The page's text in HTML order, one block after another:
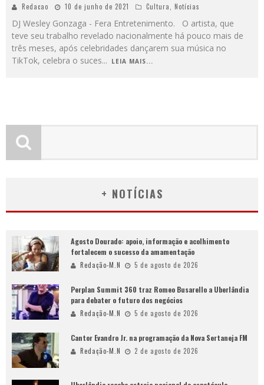
Redacao 10 de junho de 2021 Cultura, Notícias
DJ Wesley Gonzaga - Fera Entretenimento. O artista, que
teve seu trabalho revelado nacionalmente há pouco mais de
três meses, após celebridades dançarem sua música no
TikTok, celebra o suces... LEIA MAIS...
+ NOTÍCIAS
Agosto Dourado: apoio, informação e acolhimento
fortalecem o sucesso da amamentação
Redação-M.N 5 de agosto de 2026
Perplan Summit 360 traz Romeo Busarello a Uberlândia
para debater o futuro dos negócios
Redação-M.N 5 de agosto de 2026
Cantor Evandro Jr. na programação da Nova Sertaneja FM
Redação-M.N 2 de agosto de 2026